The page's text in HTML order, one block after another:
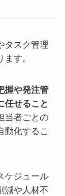
タスク管理
す。
握や発注管
任せること
当者ごとの
動化するこ
ケジュール
減や人材不